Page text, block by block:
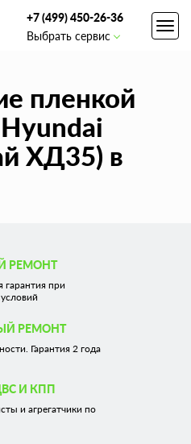
+7 (499) 450-26-36
Выбрать сервис
пленкой
ХД35) в
РЕМОНТ
гарантия при
РЕМОНТ
Гарантия 2 года
И КПП
и агрегатчики по